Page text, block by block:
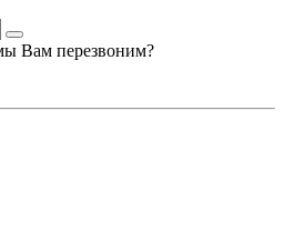
Вам перезвоним?